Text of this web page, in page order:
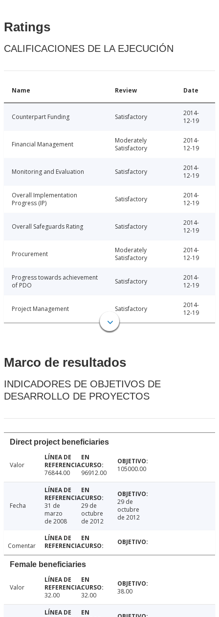
Ratings
CALIFICACIONES DE LA EJECUCIÓN
Name Review Date
Counterpart Funding Satisfactory
2014-
12-19
Financial Management
Moderately
Satisfactory
2014-
12-19
Monitoring and Evaluation Satisfactory
2014-
12-19
Overall Implementation
Progress (IP)
Satisfactory
2014-
12-19
Overall Safeguards Rating Satisfactory
2014-
12-19
Procurement
Moderately
Satisfactory
2014-
12-19
Progress towards achievement
of PDO
Satisfactory
2014-
12-19
Project Management Satisfactory
2014-
12-19
Marco de resultados
INDICADORES DE OBJETIVOS DE
DESARROLLO DE PROYECTOS
Direct project beneficiaries
Valor
76844.00
96912.00 105000.00
Fecha
31 de
marzo
de 2008
29 de
octubre
de 2012
29 de
octubre
de 2012
Comentar
Female beneficiaries
Valor
32.00
32.00 38.00